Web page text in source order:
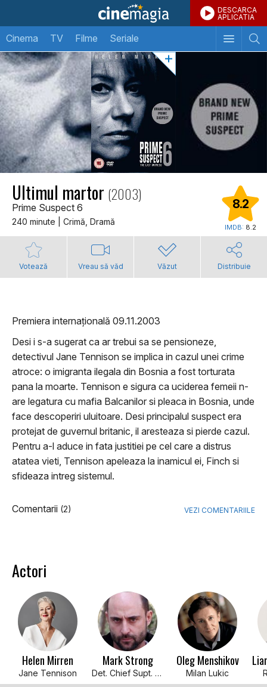
DESCARCA
APLICATIA
Cinema TV Filme Seriale
Ultimul martor (2003)
Prime Suspect 6
240 minute | Crimă, Dramă
8.2
IMDB: 8.2
Votează Vreau să văd Văzut Distribuie
Premiera internațională 09.11.2003
Desi i s-a sugerat ca ar trebui sa se pensioneze,
detectivul Jane Tennison se implica in cazul unei crime
atroce: o imigranta ilegala din Bosnia a fost torturata
pana la moarte. Tennison e sigura ca uciderea femeii n-
are legatura cu mafia Balcanilor si pleaca in Bosnia, unde
face descoperiri uluitoare. Desi principalul suspect era
protejat de guvernul britanic, il aresteaza si pierde cazul.
Pentru a-l aduce in fata justitiei pe cel care a distrus
atatea vieti, Tennison apeleaza la inamicul ei, Finch si
sfideaza intreg sistemul.
Comentarii (2) VEZI COMENTARIILE
Actori
Helen Mirren
Jane Tennison
Mark Strong
Det. Chief Supt. Larry Hall
Oleg Menshikov
Milan Lukic